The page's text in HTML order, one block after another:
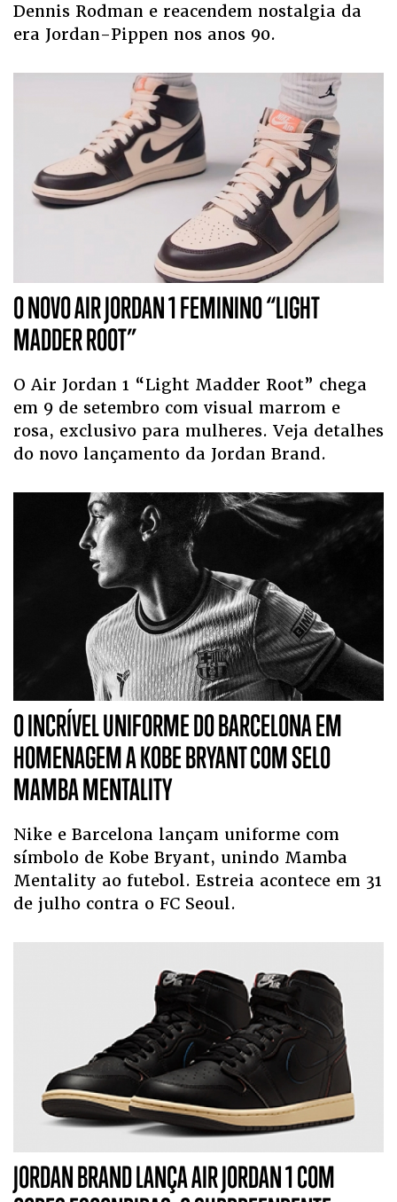
Dennis Rodman e reacendem nostalgia da
era Jordan-Pippen nos anos 90.
O NOVO AIR JORDAN 1 FEMININO “LIGHT
MADDER ROOT”
O Air Jordan 1 “Light Madder Root” chega
em 9 de setembro com visual marrom e
rosa, exclusivo para mulheres. Veja detalhes
do novo lançamento da Jordan Brand.
O INCRÍVEL UNIFORME DO BARCELONA EM
HOMENAGEM A KOBE BRYANT COM SELO
MAMBA MENTALITY
Nike e Barcelona lançam uniforme com
símbolo de Kobe Bryant, unindo Mamba
Mentality ao futebol. Estreia acontece em 31
de julho contra o FC Seoul.
JORDAN BRAND LANÇA AIR JORDAN 1 COM